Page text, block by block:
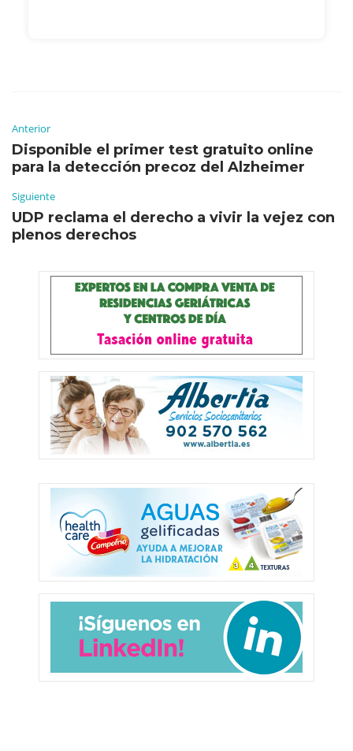
Anterior
Disponible el primer test gratuito online
para la detección precoz del Alzheimer
Siguiente
UDP reclama el derecho a vivir la vejez con
plenos derechos